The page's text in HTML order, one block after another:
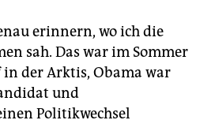
erinnern, wo ich die
sah. Das war im Sommer
der Arktis, Obama war
und
Politikwechsel